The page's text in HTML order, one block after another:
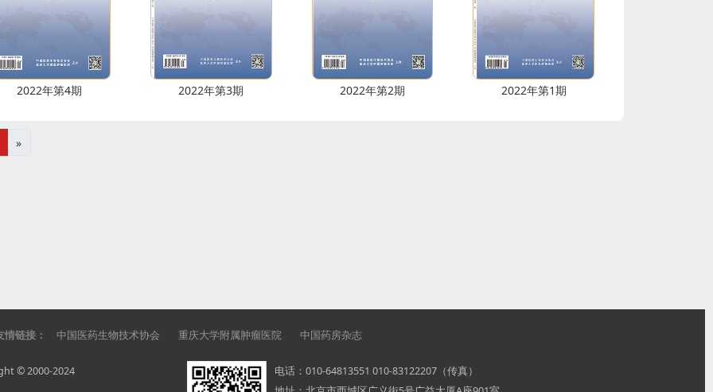
2022年第4期 2022年第3期 2022年第2期 2022年第1期
»
情链接： 中国医药生物技术协会 重庆大学附属肿瘤医院 中国药房杂志
© 2000-2024 电话： 010-64813551 010-83122207（传真）